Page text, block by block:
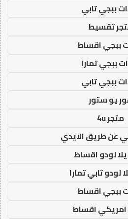
ببجي تابي
تقسيط
ببجي اقساط
ببجي تمارا
ببجي تابي
يو ستور
متجر 4u
عن طريق الايدي
لودو اقساط
لودو تابي تمارا
ببجي اقساط
امريكي اقساط